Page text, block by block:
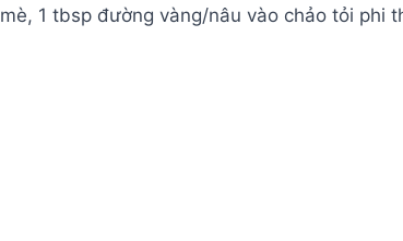
1 tbsp đường vàng/nâu vào chảo tỏi phi